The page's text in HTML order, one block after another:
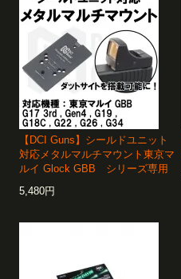
【DCI Guns】シールドユニット
対応メタルマルチマウント東京マ
ルイ Glock GBB シリーズ専用
5,480円